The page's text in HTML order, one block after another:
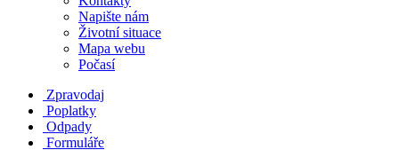
Napište nám
Životní situace
Mapa webu
Počasí
Zpravodaj
Poplatky
Odpady
Formuláře